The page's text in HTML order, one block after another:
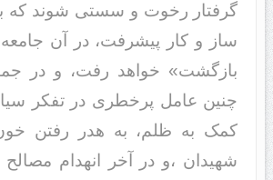
گرفتار رخوت و سستی شوند
ساز و کار پیشرفت، در آن
بازگشت» خواهد رفت، و در
چنین عامل پرخطری در تفکر
کمک به ظلم، به هدر رفتن
شهیدان ،و در آخر انهدام مصالح